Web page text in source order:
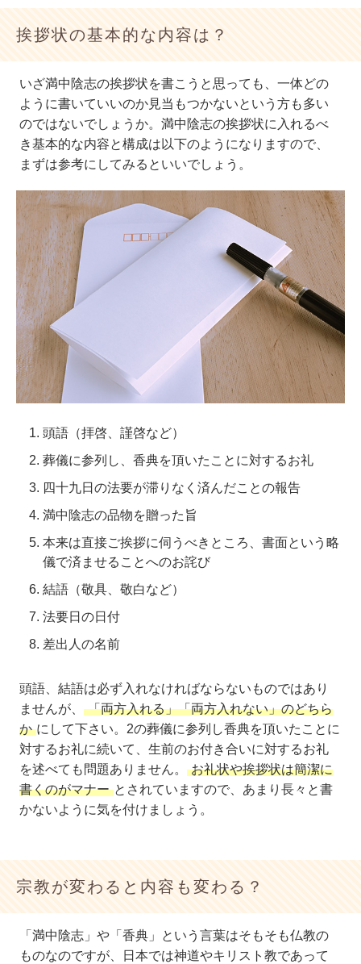
挨拶状の基本的な内容は？
いざ満中陰志の挨拶状を書こうと思っても、一体どの
ように書いていいのか見当もつかないという方も多い
のではないでしょうか。満中陰志の挨拶状に入れるべ
き基本的な内容と構成は以下のようになりますので、
まずは参考にしてみるといいでしょう。
頭語（拝啓、謹啓など）
葬儀に参列し、香典を頂いたことに対するお礼
四十九日の法要が滞りなく済んだことの報告
満中陰志の品物を贈った旨
本来は直接ご挨拶に伺うべきところ、書面という略
儀で済ませることへのお詫び
結語（敬具、敬白など）
法要日の日付
差出人の名前
頭語、結語は必ず入れなければならないものではあり
ませんが、 「両方入れる」「両方入れない」のどちら
か にして下さい。2の葬儀に参列し香典を頂いたことに
対するお礼に続いて、生前のお付き合いに対するお礼
を述べても問題ありません。 お礼状や挨拶状は簡潔に
書くのがマナー とされていますので、あまり長々と書
かないように気を付けましょう。
宗教が変わると内容も変わる？
「満中陰志」や「香典」という言葉はそもそも仏教の
ものなのですが、日本では神道やキリスト教であって